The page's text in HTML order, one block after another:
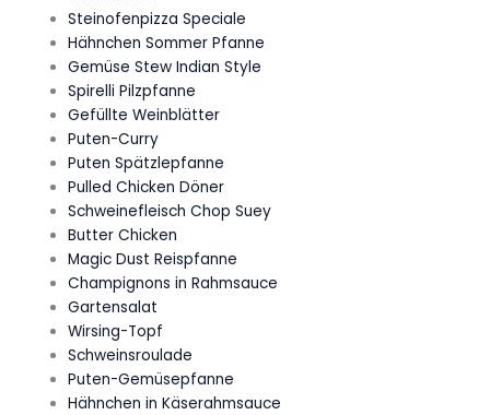
Steinofenpizza Speciale
Hähnchen Sommer Pfanne
Gemüse Stew Indian Style
Spirelli Pilzpfanne
Gefüllte Weinblätter
Puten-Curry
Puten Spätzlepfanne
Pulled Chicken Döner
Schweinefleisch Chop Suey
Butter Chicken
Magic Dust Reispfanne
Champignons in Rahmsauce
Gartensalat
Wirsing-Topf
Schweinsroulade
Puten-Gemüsepfanne
Hähnchen in Käserahmsauce